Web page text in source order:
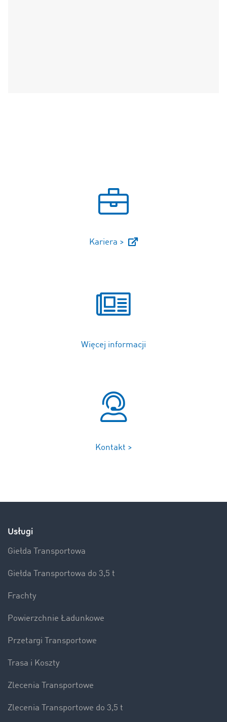
Kariera >
Więcej informacji
Kontakt >
Usługi
Giełda Transportowa
Giełda Transportowa do 3,5 t
Frachty
Powierzchnie Ładunkowe
Przetargi Transportowe
Trasa i Koszty
Zlecenia Transportowe
Zlecenia Transportowe do 3,5 t